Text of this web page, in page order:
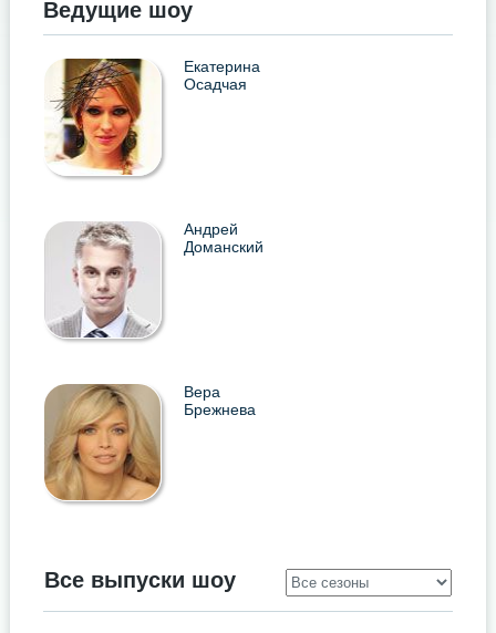
Ведущие шоу
Екатерина
Осадчая
Андрей
Доманский
Вера
Брежнева
Все выпуски шоу